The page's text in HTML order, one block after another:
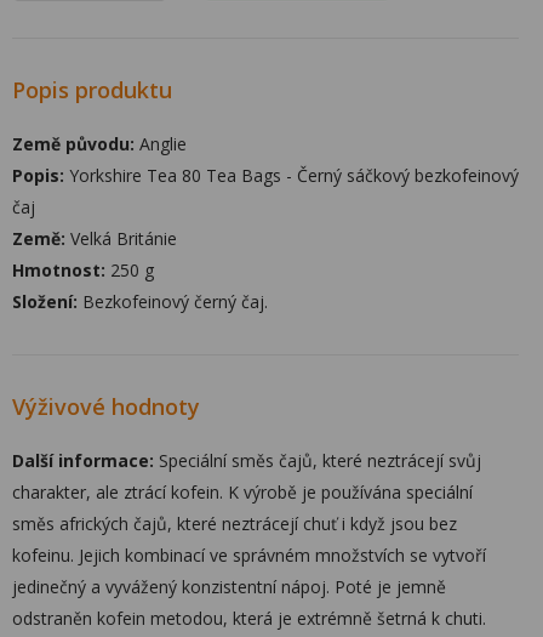
Popis produktu
Země původu: Anglie
Popis: Yorkshire Tea 80 Tea Bags - Černý sáčkový bezkofeinový
čaj
Země: Velká Británie
Hmotnost: 250 g
Složení: Bezkofeinový černý čaj.
Výživové hodnoty
Další informace: Speciální směs čajů, které neztrácejí svůj
charakter, ale ztrácí kofein. K výrobě je používána speciální
směs afrických čajů, které neztrácejí chuť i když jsou bez
kofeinu. Jejich kombinací ve správném množstvích se vytvoří
jedinečný a vyvážený konzistentní nápoj. Poté je jemně
odstraněn kofein metodou, která je extrémně šetrná k chuti.